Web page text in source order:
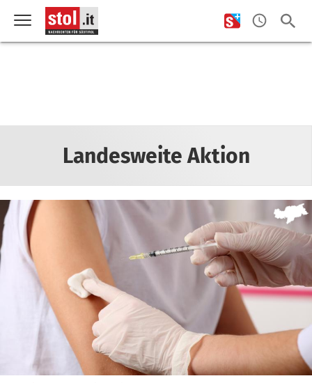
Landesweite Aktion